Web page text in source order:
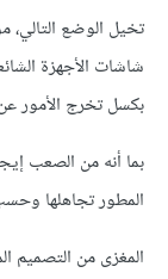
تخيل الوضع
بكسل تخرج الأمور
بما أنه من الصعب
المطور تجاهلها
المغزى من التصميم